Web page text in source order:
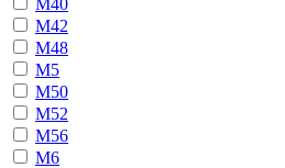
М42
М48
М5
М50
М52
М56
М6